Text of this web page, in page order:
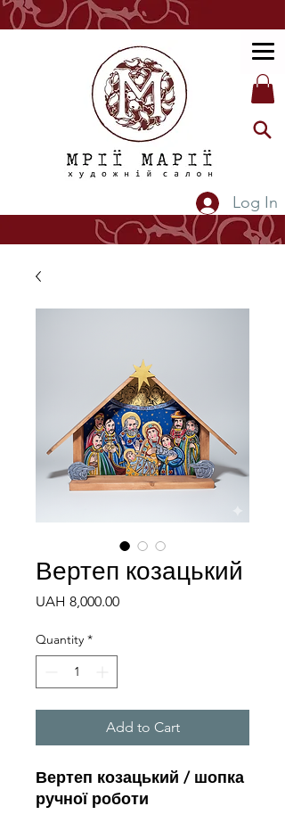
Log In
Вертеп козацький
UAH 8,000.00Price
Quantity *
Add to Cart
Вертеп козацький / шопка
ручної роботи